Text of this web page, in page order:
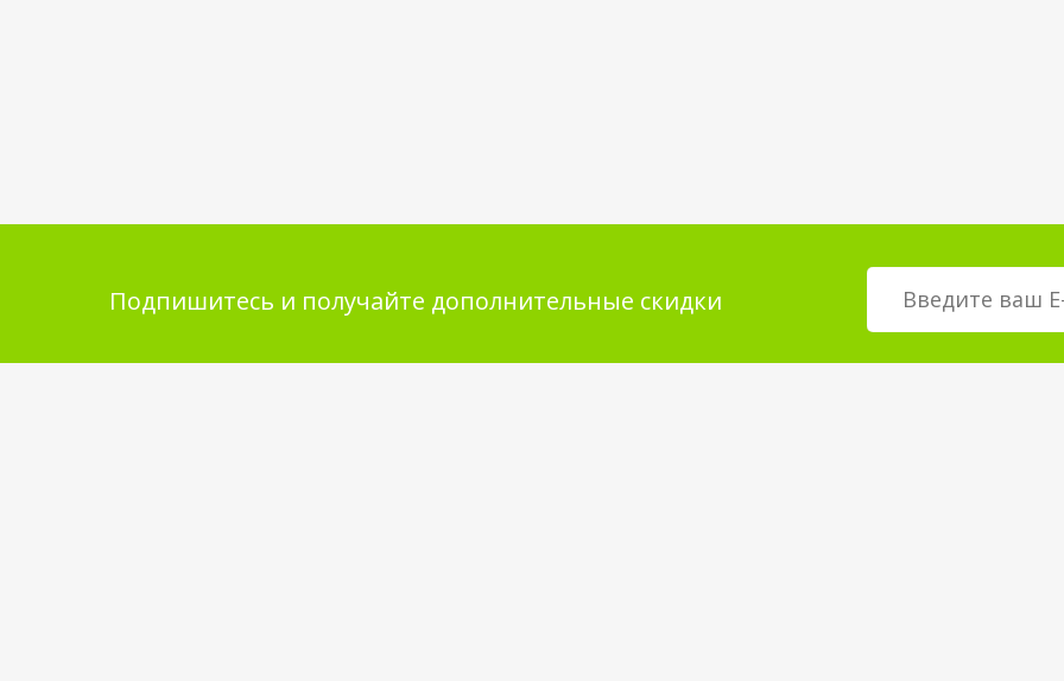
Подпишитесь и получайте дополнительные скидки